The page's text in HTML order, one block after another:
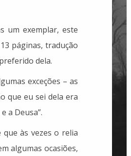
um exemplar, este
páginas, tradução
dela.
exceções – as
que eu sei dela era
a Deusa”.
que às vezes o relia
algumas ocasiões,